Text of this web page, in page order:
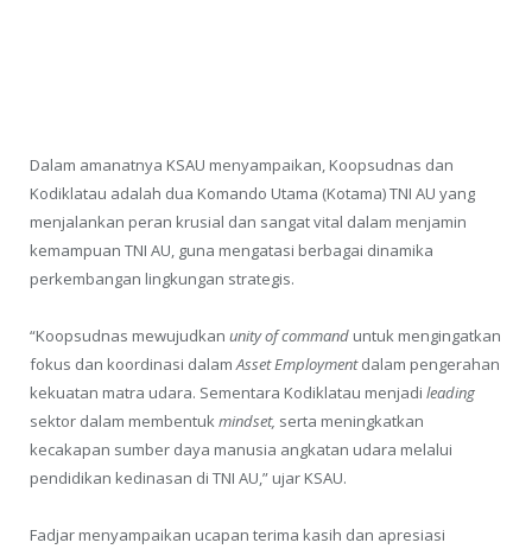
Dalam amanatnya KSAU menyampaikan, Koopsudnas dan
Kodiklatau adalah dua Komando Utama (Kotama) TNI AU yang
menjalankan peran krusial dan sangat vital dalam menjamin
kemampuan TNI AU, guna mengatasi berbagai dinamika
perkembangan lingkungan strategis.
“Koopsudnas mewujudkan unity of command untuk mengingatkan
fokus dan koordinasi dalamAsset Employmentdalam pengerahan
kekuatan matra udara. Sementara Kodiklatau menjadi leading
sektor dalam membentukmindset, serta meningkatkan
kecakapan sumber daya manusia angkatan udara melalui
pendidikan kedinasan di TNI AU,” ujar KSAU.
Fadjar menyampaikan ucapan terima kasih dan apresiasi